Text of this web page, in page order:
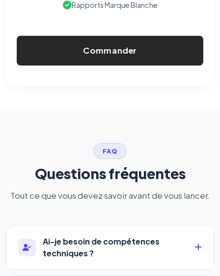
Rapports Marque Blanche
Commander
FAQ
Questions fréquentes
Tout ce que vous devez savoir avant de vous lancer.
Ai-je besoin de compétences
techniques ?